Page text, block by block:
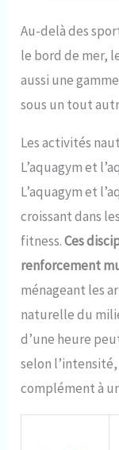
séchage
une
léger et
gonfler
Diamètre
longueur
Au-delà des
le bord de mer,
aussi une
sous un tout
Les activités
L’aquagym et
L’aquagym et
croissant dans
fitness.Ces
renforcement
ménageant les
naturelle du
d’une heure
selon
complément à